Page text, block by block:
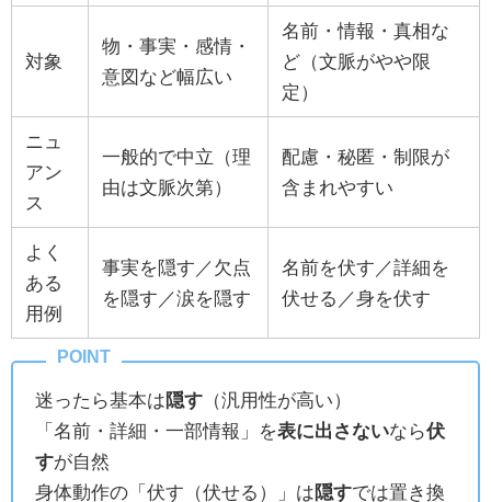
対象
物・事実・感情・
意図など幅広い
名前・情報・真相な
ど（文脈がやや限
定）
ニュ
アン
ス
一般的で中立（理
由は文脈次第）
配慮・秘匿・制限が
含まれやすい
よく
ある
用例
事実を隠す／欠点
を隠す／涙を隠す
名前を伏す／詳細を
伏せる／身を伏す
迷ったら基本は隠す （汎用性が高い）
「名前・詳細・一部情報」を表に出さないなら伏
すが自然
身体動作の「伏す（伏せる）」は隠すでは置き換